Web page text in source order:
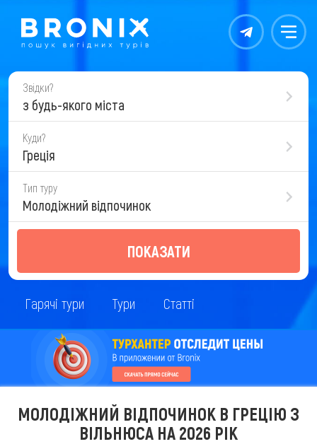
Контакты Меню
Звідки?
з будь-якого міста
Куди?
Греція
Тип туру
Молодіжний відпочинок
ПОКАЗАТИ
Гарячі тури Тури Статті
МОЛОДІЖНИЙ ВІДПОЧИНОК В ГРЕЦІЮ З
ВІЛЬНЮСА НА 2026 РІК